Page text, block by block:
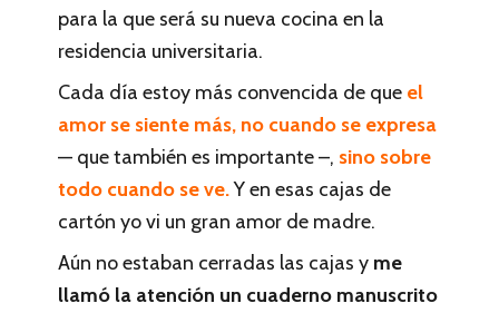
para la que será su nueva cocina en la
residencia universitaria.
Cada día estoy más convencida de que el
amor se siente más, no cuando se expresa
— que también es importante –, sino sobre
todo cuando se ve.Y en esas cajas de
cartón yo vi un gran amor de madre.
Aún no estaban cerradas las cajas y me
llamó la atención un cuaderno manuscrito